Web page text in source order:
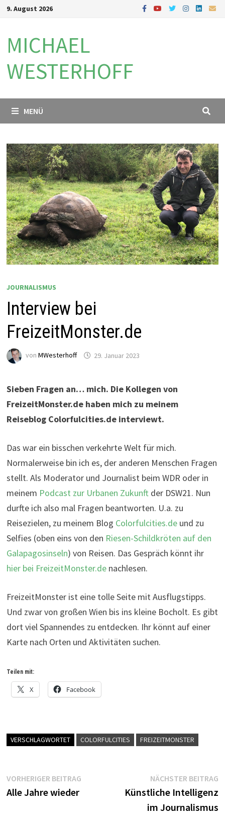
Zum9. August 2026
MICHAEL
WESTERHOFF
MENÜ
JOURNALISMUS
Interview bei
FreizeitMonster.de
von MWesterhoff 29. Januar 2023
Sieben Fragen an… mich. Die Kollegen von
FreizeitMonster.de haben mich zu meinem
Reiseblog Colorfulcities.de interviewt.
Das war ein bisschen verkehrte Welt für mich.
Normalerweise bin ich es, der anderen Menschen Fragen
stellt. Als Moderator und Journalist beim WDR oder in
meinem Podcast zur Urbanen Zukunftder DSW21. Nun
durfte ich also mal Fragen beantworten. U.a. zu
Reisezielen, zu meinem Blog Colorfulcities.deund zu
Selfies (oben eins von den Riesen-Schildkröten auf den
Galapagosinseln) von Reisen. Das Gespräch könnt ihr
hier bei FreizeitMonster.denachlesen.
FreizeitMonster ist eine tolle Seite mit Ausflugstipps.
Und zwar von großen Wien bis ins kleine Bocholt. Es gibt
dort viel Spannendes zu entdecken. Ihr könnt auf einer
Karte nach Orten und Aktivitäten suchen.
Teilen mit:
X Facebook
VERSCHLAGWORTET COLORFULCITIES FREIZEITMONSTER
Beitragsnavigation
VORHERIGER BEITRAGVorheriger
Alle Jahre wieder
NÄCHSTER BEITRAG
Künstliche Intelligenz
im Journalismus